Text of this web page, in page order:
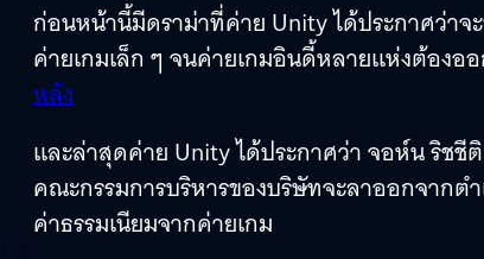
ก่อนหน้านี้มีดราม่าที่ค่าย Unity ได้ประกาศว่าจ
ค่ายเกมเล็ก ๆ จนค่ายเกมอินดี้หลายแห่งต้องอ
หลัง
และล่าสุดค่าย Unity ได้ประกาศว่า จอห์น ริชชี
คณะกรรมการบริหารของบริษัทจะลาออกจากต
ค่าธรรมเนียมจากค่ายเกม